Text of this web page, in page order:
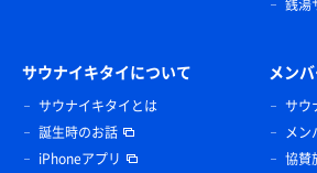
銭湯
サウナイキタイについて
サウナイキタイとは
誕生時のお話
iPhoneアプリ
メン
サウ
メン
協賛